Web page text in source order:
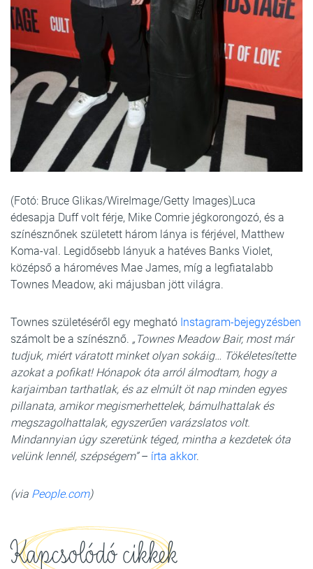
(Fotó: Bruce Glikas/WireImage/Getty Images)Luca
édesapja Duff volt férje, Mike Comrie jégkorongozó, és a
színésznőnek született három lánya is férjével, Matthew
Koma-val. Legidősebb lányuk a hatéves Banks Violet,
középső a hároméves Mae James, míg a legfiatalabb
Townes Meadow, aki májusban jött világra.
Townes születéséről egy megható Instagram-bejegyzésben
számolt be a színésznő. „Townes Meadow Bair, most már
tudjuk, miért váratott minket olyan sokáig… Tökéletesítette
azokat a pofikat! Hónapok óta arról álmodtam, hogy a
karjaimban tarthatlak, és az elmúlt öt nap minden egyes
pillanata, amikor megismerhettelek, bámulhattalak és
megszagolhattalak, egyszerűen varázslatos volt.
Mindannyian úgy szeretünk téged, mintha a kezdetek óta
velünk lennél, szépségem”– írta akkor.
(via People.com)
Kapcsolódó cikkek